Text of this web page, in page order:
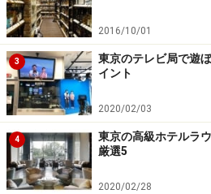
＜DATA＞
■皆中稲荷神社
住所：東京都新宿区百人町1-11-16
アクセス：JR『新大久保』駅より
JR『大久保』駅より徒歩2分
2016/10/01
3
東京のテレビ局で遊
イント
2020/02/03
4
東京の高級ホテルラ
厳選5
2020/02/28